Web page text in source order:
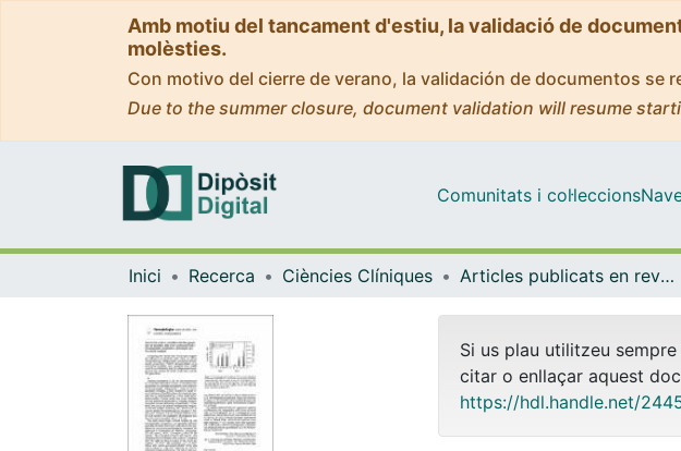
Amb motiu del tancament d'estiu, la validació de
molèsties.
Con motivo del cierre de verano, la validación de documentos
Due to the summer closure, document validation will resume
Comunitats i col·leccions
Inici Recerca Ciències Clíniques Articles publicats en revistes (Ciències Clíniques)
Si us plau utilitzeu
citar o enllaçar aquest
https://hdl.handle.net/